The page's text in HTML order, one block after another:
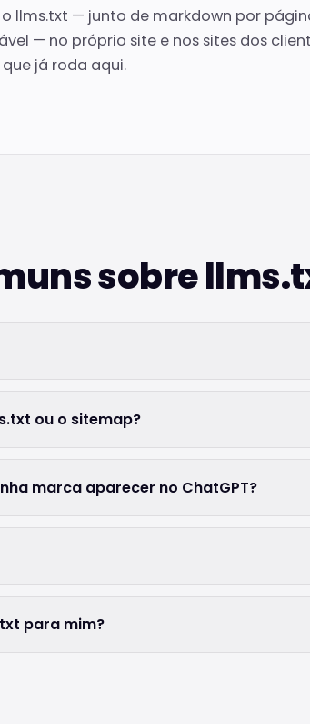
llms.txt — junto de markdown por
— no próprio site e nos sites dos
já roda aqui.
sobre
ou o sitemap?
marca aparecer no ChatGPT?
para mim?